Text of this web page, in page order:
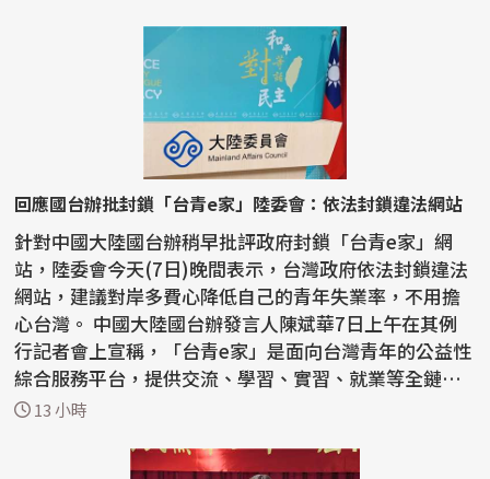
回應國台辦批封鎖「台青e家」陸委會：依法封鎖違法網站
針對中國大陸國台辦稍早批評政府封鎖「台青e家」網
站，陸委會今天(7日)晚間表示，台灣政府依法封鎖違法
網站，建議對岸多費心降低自己的青年失業率，不用擔
心台灣。 中國大陸國台辦發言人陳斌華7日上午在其例
行記者會上宣稱，「台青e家」是面向台灣青年的公益性
綜合服務平台，提供交流、學習、實習、就業等全鏈條
資訊。...
13 小時